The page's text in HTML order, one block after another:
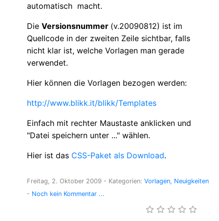
automatisch macht.
Die Versionsnummer (v.20090812) ist im
Quellcode in der zweiten Zeile sichtbar, falls
nicht klar ist, welche Vorlagen man gerade
verwendet.
Hier können die Vorlagen bezogen werden:
http://www.blikk.it/blikk/Templates
Einfach mit rechter Maustaste anklicken und
"Datei speichern unter ..." wählen.
Hier ist das CSS-Paket als Download.
Freitag, 2. Oktober 2009 - Kategorien: Vorlagen Neuigkeiten
- Noch kein Kommentar ...